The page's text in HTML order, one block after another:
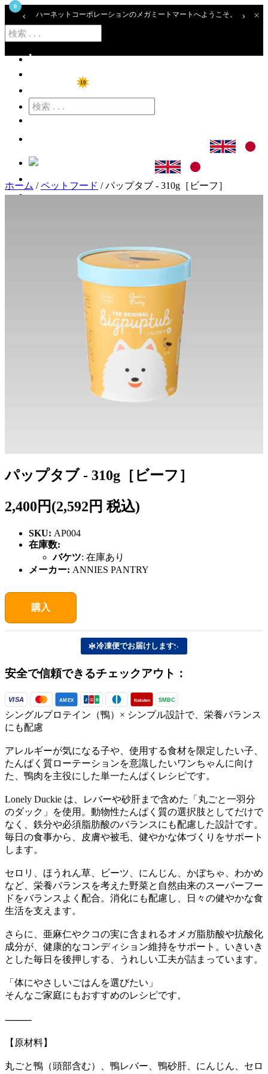
‹ ハーネットコーポレーションのメガミートマートへようこそ。 › ×
home
10
0
アカウント登録
ホーム /ペットフード / パップタブ - 310g［ビーフ］
パップタブ - 310g［ビーフ］
2,400円(2,592円 税込)
SKU: AP004
在庫数:
バケツ: 在庫あり
メーカー: ANNIES PANTRY
購入
冷凍便でお届けします
安全で信頼できるチェックアウト：
VISA AMEX J C B Rakuten SMBC
シングルプロテイン（鴨）× シンプル設計で、栄養バランス
にも配慮
アレルギーが気になる子や、使用する食材を限定したい子、
たんぱく質ローテーションを意識したいワンちゃんに向け
た、鴨肉を主役にした単一たんぱくレシピです。
Lonely Duckie は、レバーや砂肝まで含めた「丸ごと一羽分
のダック」を使用。動物性たんぱく質の選択肢としてだけで
なく、鉄分や必須脂肪酸のバランスにも配慮した設計です。
毎日の食事から、皮膚や被毛、健やかな体づくりをサポート
します。
セロリ、ほうれん草、ビーツ、にんじん、かぼちゃ、わかめ
など、栄養バランスを考えた野菜と自然由来のスーパーフー
ドをバランスよく配合。消化にも配慮し、日々の健やかな食
生活を支えます。
さらに、亜麻仁やクコの実に含まれるオメガ脂肪酸や抗酸化
成分が、健康的なコンディション維持をサポート。いきいき
とした毎日を後押しする、うれしい工夫が詰まっています。
「体にやさしいごはんを選びたい」
そんなご家庭にもおすすめのレシピです。
⸻
【原材料】
丸ごと鴨（頭部含む）、鴨レバー、鴨砂肝、にんじん、セロ